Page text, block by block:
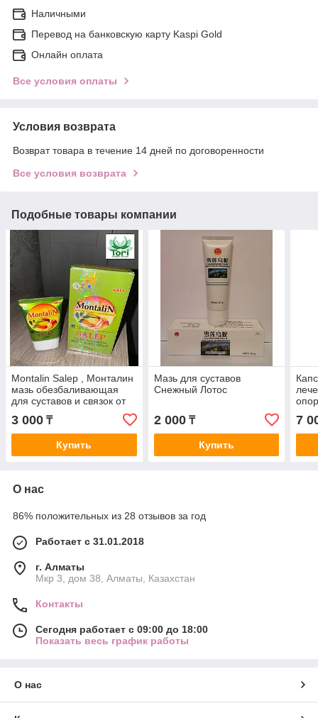
Наличными
Перевод на банковскую карту Kaspi Gold
Онлайн оплата
Все условия оплаты
Условия возврата
Возврат товара в течение 14 дней по договоренности
Все условия возврата
Подобные товары компании
Montalin Salep , Монталин
мазь обезбаливающая
для суставов и связок от
3 000 ₸
Купить
Мазь для суставов
Снежный Лотос
2 000₸
Купить
7
О нас
86% положительных из 28 отзывов за год
Работает с 31.01.2018
г. Алматы
Мкр 3, дом 38, Алматы, Казахстан
Контакты
Сегодня работает с 09:00 до 18:00
Показать весь график работы
О нас